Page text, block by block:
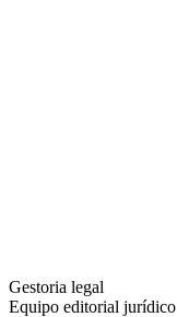
Gestoria legal
Equipo editorial jurídico